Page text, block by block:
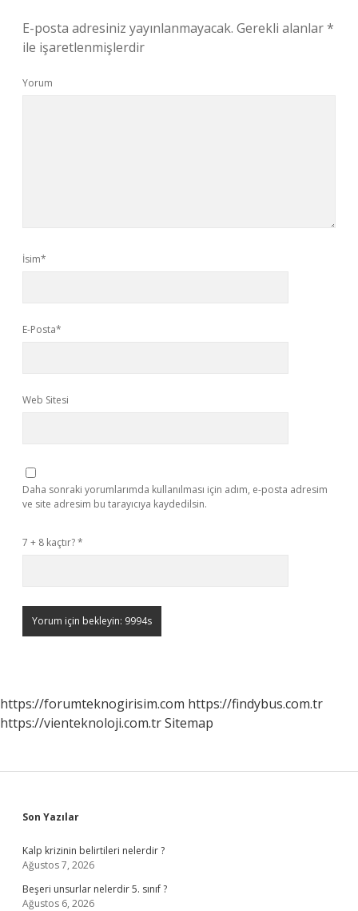
E-posta adresiniz yayınlanmayacak. Gerekli alanlar*
ile işaretlenmişlerdir
Yorum
İsim*
E-Posta*
Web Sitesi
Daha sonraki yorumlarımda kullanılması için adım, e-posta adresim
ve site adresim bu tarayıcıya kaydedilsin.
7 + 8 kaçtır?*
https://forumteknogirisim.com https://findybus.com.tr
https://vienteknoloji.com.trSitemap
Sidebar
Son Yazılar
Kalp krizinin belirtileri nelerdir ?
Ağustos 7, 2026
Beşeri unsurlar nelerdir 5. sınıf ?
Ağustos 6, 2026